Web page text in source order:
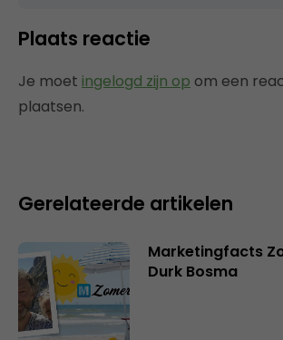
Plaats reactie
Je moet ingelogd zijn op om een
plaatsen.
Gerelateerde artikelen
Marketingfacts
Durk Bosma